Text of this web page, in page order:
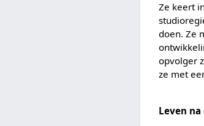
Ze keert
doen. Ze
opvolger
ze met
Leven